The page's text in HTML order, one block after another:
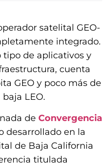
satelital GEO-
integrado.
tipo de aplicativos y
cuenta
GEO y poco más de
LEO.
de Convergencia
desarrollado en la
de Baja California
titulada